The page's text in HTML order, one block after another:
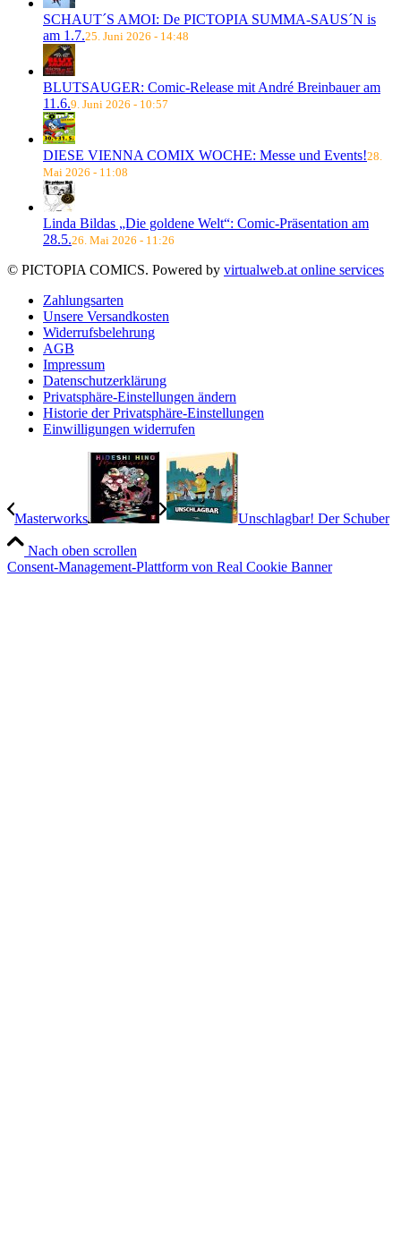
SCHAUT´S AMOI: De PICTOPIA SUMMA-SAUS´N is
am 1.7.25. Juni 2026 - 14:48
BLUTSAUGER: Comic-Release mit André Breinbauer am
11.6.9. Juni 2026 - 10:57
DIESE VIENNA COMIX WOCHE: Messe und Events!28.
Mai 2026 - 11:08
Linda Bildas „Die goldene Welt“: Comic-Präsentation am
28.5.26. Mai 2026 - 11:26
© PICTOPIA COMICS. Powered by virtualweb.at online services
Zahlungsarten
Unsere Versandkosten
Widerrufsbelehrung
AGB
Impressum
Datenschutzerklärung
Privatsphäre-Einstellungen ändern
Historie der Privatsphäre-Einstellungen
Einwilligungen widerrufen
Masterworks Unschlagbar! Der Schuber
Nach oben scrollen
Consent-Management-Plattform von Real Cookie Banner